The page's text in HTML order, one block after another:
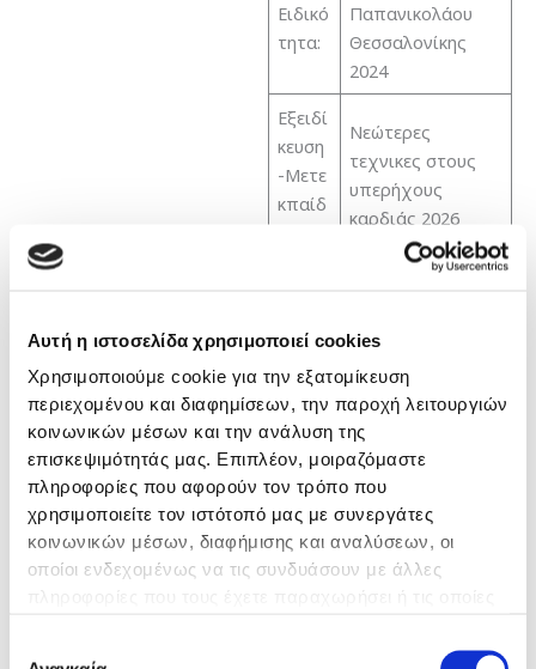
Αυτή η ιστοσελίδα χρησιμοποιεί cookies
Χρησιμοποιούμε cookie για την εξατομίκευση
περιεχομένου και διαφημίσεων, την παροχή λειτουργιών
κοινωνικών μέσων και την ανάλυση της
επισκεψιμότητάς μας. Επιπλέον, μοιραζόμαστε
πληροφορίες που αφορούν τον τρόπο που
χρησιμοποιείτε τον ιστότοπό μας με συνεργάτες
κοινωνικών μέσων, διαφήμισης και αναλύσεων, οι
οποίοι ενδεχομένως να τις συνδυάσουν με άλλες
Ειδικό
τητα:
Παπανικολάου
Θεσσαλονίκης
2024
Εξειδί
κευση
-Μετε
κπαίδ
Νεώτερες
τεχνικες στους
υπερήχους
καρδιάς 2026
Παθολογία Γ.Ν.
Βέροιας 2016-
2018
Αγροτικός Ιατρός
ΚΥ Σερβίων
Κοζάνης 2018-
2019